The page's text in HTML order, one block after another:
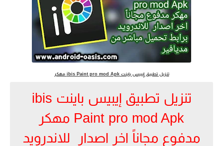
تنزيل تطبيق إيبيس باينت ibis Paint pro mod Apk مهكر
تنزيل تطبيق إيبيس باينت ibis
Paint pro mod Apk مهكر
مدفوع مجاناً اخر اصدار للاندرويد